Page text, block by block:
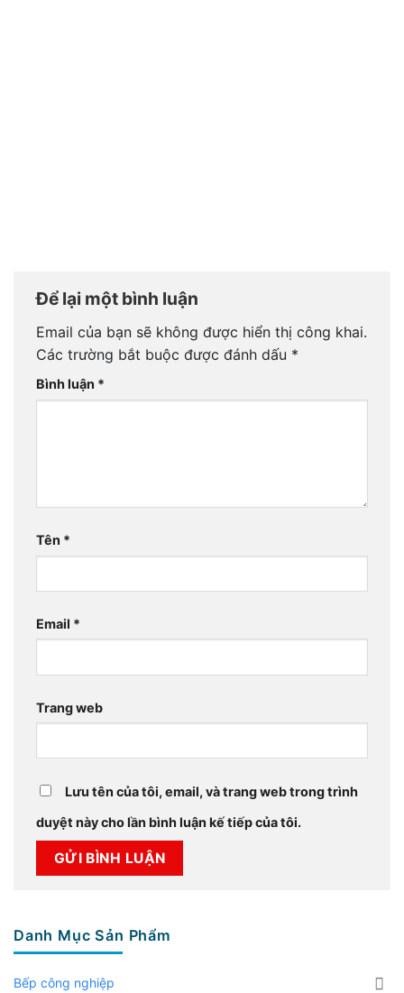
Để lại một bình luận
Email của bạn sẽ không được hiển thị công khai.
Các trường bắt buộc được đánh dấu *
Bình luận *
Tên *
Email *
Trang web
Lưu tên của tôi, email, và trang web trong trình
duyệt này cho lần bình luận kế tiếp của tôi.
Danh Mục Sản Phẩm
Bếp công nghiệp